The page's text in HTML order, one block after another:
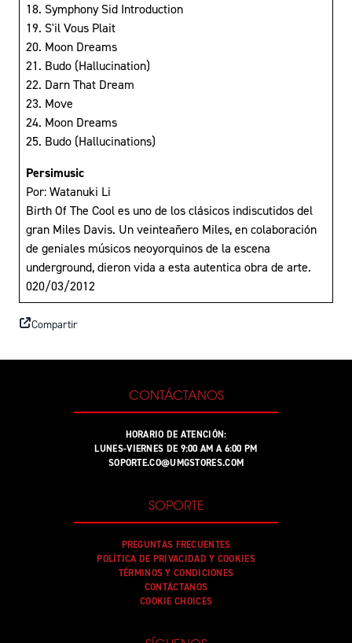
18. Symphony Sid Introduction
19. S'il Vous Plait
20. Moon Dreams
21. Budo (Hallucination)
22. Darn That Dream
23. Move
24. Moon Dreams
25. Budo (Hallucinations)
Persimusic
Por: Watanuki Li
Birth Of The Cool es uno de los clásicos indiscutidos del
gran Miles Davis. Un veinteañero Miles, en colaboración
de geniales músicos neoyorquinos de la escena
underground, dieron vida a esta autentica obra de arte.
020/03/2012
Compartir
CONTÁCTANOS
HORARIO DE ATENCIÓN:
LUNES-VIERNES DE 9:00 AM A 6:00 PM
SOPORTE.CO@UMGSTORES.COM
SOPORTE
PREGUNTAS FRECUENTES
POLÍTICA DE PRIVACIDAD Y COOKIES
TÉRMINOS Y CONDICIONES
CONTÁCTANOS
COOKIE CHOICES